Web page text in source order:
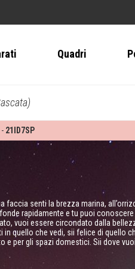
Quadri
21ID7SP
faccia senti la brezza marina,
rapidamente e tu puoi
vuoi essere circondato dalla
in quello che vedi, sii felice di quello
e per gli spazi domestici. Sii dove